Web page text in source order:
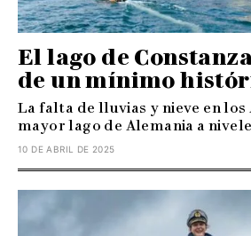
El lago de
de un mínimo
La falta de lluvias y nieve en
mayor lago de Alemania a
10 DE ABRIL DE 2025